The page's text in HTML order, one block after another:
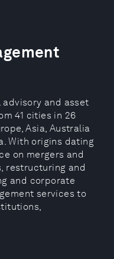
and asset
41 cities in 26
Asia, Australia
With origins dating
on mergers and
restructuring and
and corporate
services to